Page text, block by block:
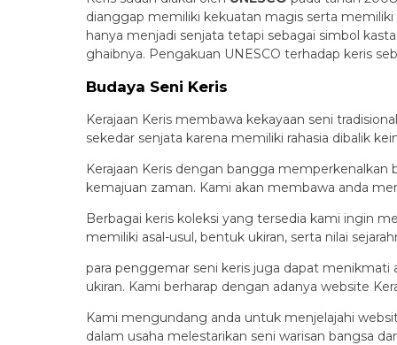
dianggap memiliki kekuatan magis serta
hanya menjadi senjata tetapi sebagai simbol
ghaibnya. Pengakuan UNESCO terhadap keris
Budaya Seni Keris
Kerajaan Keris membawa kekayaan seni
sekedar senjata karena memiliki rahasia dibalik
Kerajaan Keris dengan bangga memperkenalkan
kemajuan zaman. Kami akan membawa anda
Berbagai keris koleksi yang tersedia kami ingin
memiliki asal-usul, bentuk ukiran, serta nilai
para penggemar seni keris juga dapat menikmati
ukiran. Kami berharap dengan adanya website
Kami mengundang anda untuk menjelajahi
dalam usaha melestarikan seni warisan bangsa